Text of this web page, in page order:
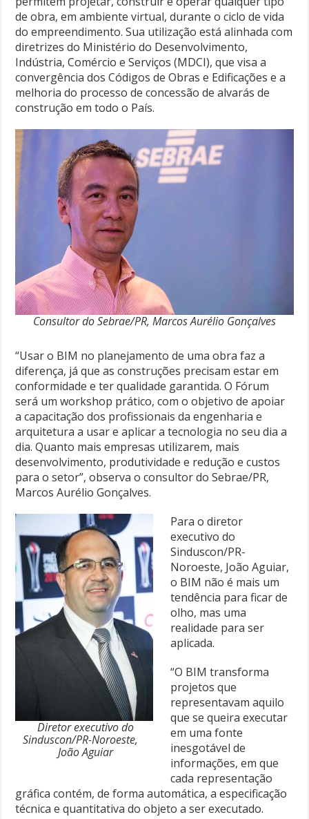
de obra, em ambiente virtual, durante o ciclo de vida
do empreendimento. Sua utilização está alinhada com
diretrizes do Ministério do Desenvolvimento,
Indústria, Comércio e Serviços (MDCI), que visa a
convergência dos Códigos de Obras e Edificações e a
melhoria do processo de concessão de alvarás de
construção em todo o País.
Consultor do Sebrae/PR, Marcos Aurélio Gonçalves
“Usar o BIM no planejamento de uma obra faz a
diferença, já que as construções precisam estar em
conformidade e ter qualidade garantida. O Fórum
será um workshop prático, com o objetivo de apoiar
a capacitação dos profissionais da engenharia e
arquitetura a usar e aplicar a tecnologia no seu dia a
dia. Quanto mais empresas utilizarem, mais
desenvolvimento, produtividade e redução e custos
para o setor”, observa o consultor do Sebrae/PR,
Marcos Aurélio Gonçalves.
Diretor executivo do
Sinduscon/PR-Noroeste,
João Aguiar
Para o diretor
executivo do
Sinduscon/PR-
Noroeste, João Aguiar,
o BIM não é mais um
tendência para ficar de
olho, mas uma
realidade para ser
aplicada.
“O BIM transforma
projetos que
representavam aquilo
que se queira executar
em uma fonte
inesgotável de
informações, em que
cada representação
gráfica contém, de forma automática, a especificação
técnica e quantitativa do objeto a ser executado.